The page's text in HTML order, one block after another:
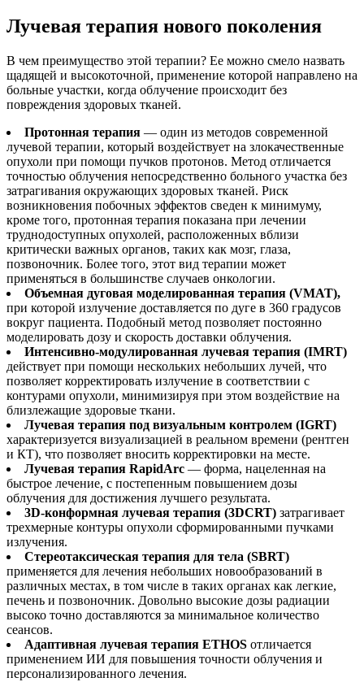
Лучевая терапия нового поколения
В чем преимущество этой терапии? Ее можно смело назвать
щадящей и высокоточной, применение которой направлено на
больные участки, когда облучение происходит без
повреждения здоровых тканей.
Протонная терапия — один из методов современной
лучевой терапии, который воздействует на злокачественные
опухоли при помощи пучков протонов. Метод отличается
точностью облучения непосредственно больного участка без
затрагивания окружающих здоровых тканей. Риск
возникновения побочных эффектов сведен к минимуму,
кроме того, протонная терапия показана при лечении
труднодоступных опухолей, расположенных вблизи
критически важных органов, таких как мозг, глаза,
позвоночник. Более того, этот вид терапии может
применяться в большинстве случаев онкологии.
Объемная дуговая моделированная терапия (VMAT),
при которой излучение доставляется по дуге в 360 градусов
вокруг пациента. Подобный метод позволяет постоянно
моделировать дозу и скорость доставки облучения.
Интенсивно-модулированная лучевая терапия (IMRT)
действует при помощи нескольких небольших лучей, что
позволяет корректировать излучение в соответствии с
контурами опухоли, минимизируя при этом воздействие на
близлежащие здоровые ткани.
Лучевая терапия под визуальным контролем (IGRT)
характеризуется визуализацией в реальном времени (рентген
и КТ), что позволяет вносить корректировки на месте.
Лучевая терапия RapidArc — форма, нацеленная на
быстрое лечение, с постепенным повышением дозы
облучения для достижения лучшего результата.
3D-конформная лучевая терапия (3DCRT) затрагивает
трехмерные контуры опухоли сформированными пучками
излучения.
Стереотаксическая терапия для тела (SBRT)
применяется для лечения небольших новообразований в
различных местах, в том числе в таких органах как легкие,
печень и позвоночник. Довольно высокие дозы радиации
высоко точно доставляются за минимальное количество
сеансов.
Адаптивная лучевая терапия ETHOS отличается
применением ИИ для повышения точности облучения и
персонализированного лечения.